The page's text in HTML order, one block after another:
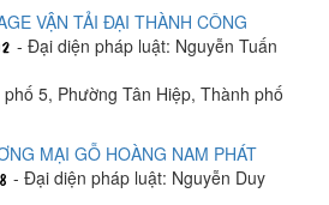
VẬN TẢI ĐẠI THÀNH CÔNG
- Đại diện pháp luật: Nguyễn Tuấn
5, Phường Tân Hiệp, Thành phố
MẠI GỖ HOÀNG NAM PHÁT
- Đại diện pháp luật: Nguyễn Duy